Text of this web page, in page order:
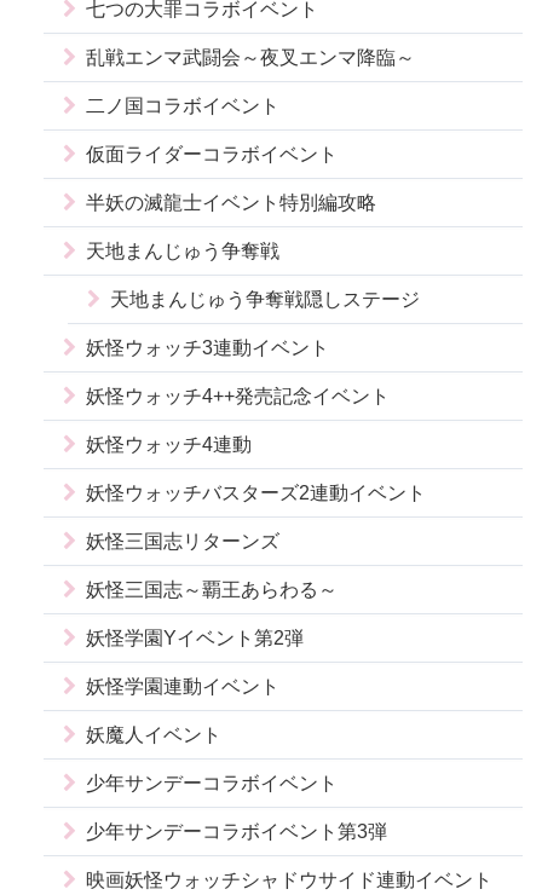
七つの大罪コラボイベント
乱戦エンマ武闘会～夜叉エンマ降臨～
二ノ国コラボイベント
仮面ライダーコラボイベント
半妖の滅龍士イベント特別編攻略
天地まんじゅう争奪戦
天地まんじゅう争奪戦隠しステージ
妖怪ウォッチ3連動イベント
妖怪ウォッチ4++発売記念イベント
妖怪ウォッチ4連動
妖怪ウォッチバスターズ2連動イベント
妖怪三国志リターンズ
妖怪三国志～覇王あらわる～
妖怪学園Yイベント第2弾
妖怪学園連動イベント
妖魔人イベント
少年サンデーコラボイベント
少年サンデーコラボイベント第3弾
映画妖怪ウォッチシャドウサイド連動イベント